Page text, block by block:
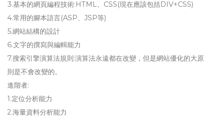
3.基本的網頁編程技術:HTML、CSS(現在應該包括DIV+CSS)
4.常用的腳本語言(ASP、JSP等)
5.網站結構的設計
6.文字的撰寫與編輯能力
7.搜索引擎演算法規則:演算法永遠都在改變，但是網站優化的大原
則是不會改變的。
進階者:
1.定位分析能力
2.海量資料分析能力